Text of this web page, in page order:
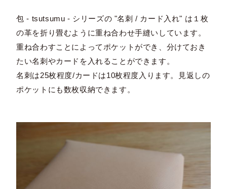
包 - tsutsumu - シリーズの "名刺 / カード入れ" は１枚
の革を折り畳むように重ね合わせ手縫いしています。
重ね合わすことによってポケットができ、分けておき
たい名刺やカードを入れることができます。
名刺は25枚程度/カードは10枚程度入ります。見返しの
ポケットにも数枚収納できます。